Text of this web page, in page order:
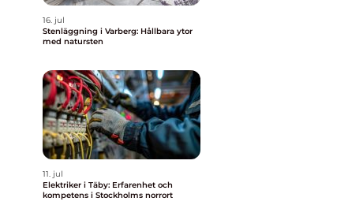
16. jul
Stenläggning i Varberg: Hållbara ytor
med natursten
11. jul
Elektriker i Täby: Erfarenhet och
kompetens i Stockholms norrort